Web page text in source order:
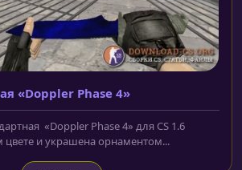
«Doppler Phase 4»
«Doppler Phase 4» для CS 1.6
цвете и украшена орнаментом...